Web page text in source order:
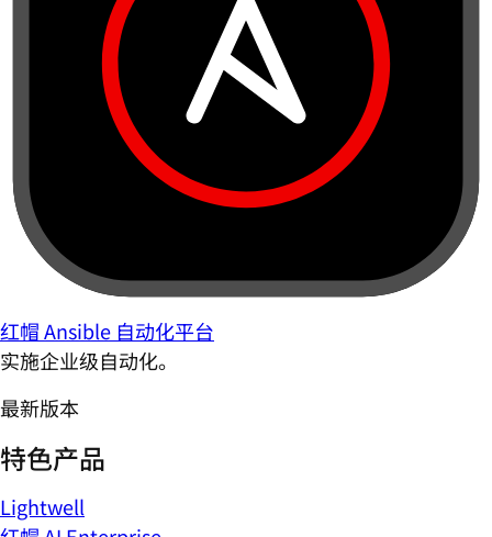
红帽 Ansible 自动化平台
实施企业级自动化。
最新版本
特色产品
Lightwell